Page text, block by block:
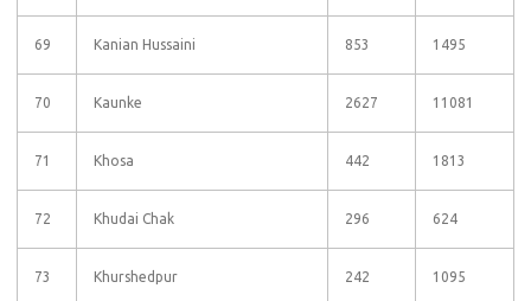
69 Kanian Hussaini 853 1495
70 Kaunke 2627 11081
71 Khosa 442 1813
72 Khudai Chak 296 624
73 Khurshedpur 242 1095